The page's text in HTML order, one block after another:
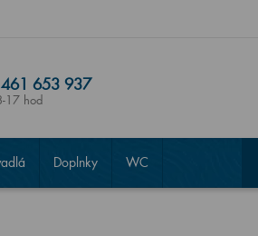
461 653 937
17 hod
Doplnky WC